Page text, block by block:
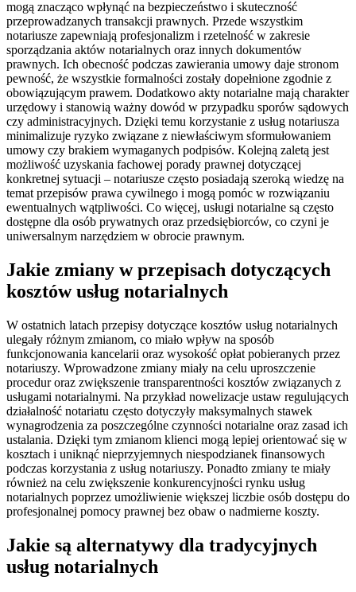
mogą znacząco wpłynąć na bezpieczeństwo i skuteczność
przeprowadzanych transakcji prawnych. Przede wszystkim
notariusze zapewniają profesjonalizm i rzetelność w zakresie
sporządzania aktów notarialnych oraz innych dokumentów
prawnych. Ich obecność podczas zawierania umowy daje stronom
pewność, że wszystkie formalności zostały dopełnione zgodnie z
obowiązującym prawem. Dodatkowo akty notarialne mają charakter
urzędowy i stanowią ważny dowód w przypadku sporów sądowych
czy administracyjnych. Dzięki temu korzystanie z usług notariusza
minimalizuje ryzyko związane z niewłaściwym sformułowaniem
umowy czy brakiem wymaganych podpisów. Kolejną zaletą jest
możliwość uzyskania fachowej porady prawnej dotyczącej
konkretnej sytuacji – notariusze często posiadają szeroką wiedzę na
temat przepisów prawa cywilnego i mogą pomóc w rozwiązaniu
ewentualnych wątpliwości. Co więcej, usługi notarialne są często
dostępne dla osób prywatnych oraz przedsiębiorców, co czyni je
uniwersalnym narzędziem w obrocie prawnym.
Jakie zmiany w przepisach dotyczących
kosztów usług notarialnych
W ostatnich latach przepisy dotyczące kosztów usług notarialnych
ulegały różnym zmianom, co miało wpływ na sposób
funkcjonowania kancelarii oraz wysokość opłat pobieranych przez
notariuszy. Wprowadzone zmiany miały na celu uproszczenie
procedur oraz zwiększenie transparentności kosztów związanych z
usługami notarialnymi. Na przykład nowelizacje ustaw regulujących
działalność notariatu często dotyczyły maksymalnych stawek
wynagrodzenia za poszczególne czynności notarialne oraz zasad ich
ustalania. Dzięki tym zmianom klienci mogą lepiej orientować się w
kosztach i uniknąć nieprzyjemnych niespodzianek finansowych
podczas korzystania z usług notariuszy. Ponadto zmiany te miały
również na celu zwiększenie konkurencyjności rynku usług
notarialnych poprzez umożliwienie większej liczbie osób dostępu do
profesjonalnej pomocy prawnej bez obaw o nadmierne koszty.
Jakie są alternatywy dla tradycyjnych
usług notarialnych